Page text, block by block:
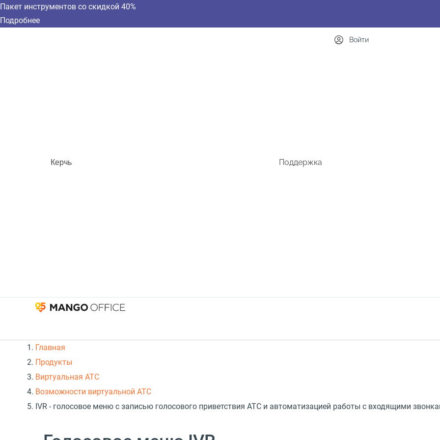
Пакет инструментов со скидкой 40%
Подробнее
Керчь Поддержка
Войти
Главная
Продукты
Виртуальная АТС
Возможности виртуальной АТС
IVR - голосовое меню с записью голосового приветствия АТС и автоматизацией работы с входящими